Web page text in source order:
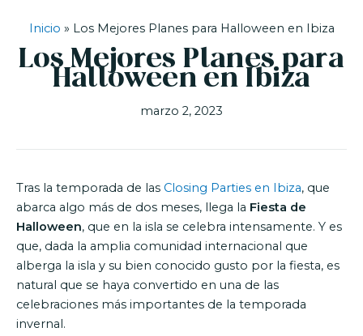
Inicio » Los Mejores Planes para Halloween en Ibiza
Los Mejores Planes para
Halloween en Ibiza
marzo 2, 2023
Tras la temporada de las Closing Parties en Ibiza, que
abarca algo más de dos meses, llega la Fiesta de
Halloween, que en la isla se celebra intensamente. Y es
que, dada la amplia comunidad internacional que
alberga la isla y su bien conocido gusto por la fiesta, es
natural que se haya convertido en una de las
celebraciones más importantes de la temporada
invernal.